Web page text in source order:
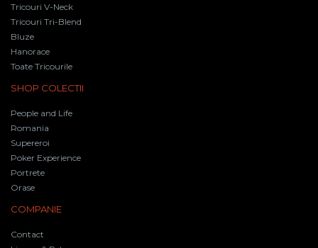
Tricouri V-Neck
Tricouri Tri-Blend
Bluze
Hanorace
Toate Tricourile
SHOP COLECTII
People and Life
Romania
Supereroi
Poker Experience
Portrete
Orase
COMPANIE
Contact